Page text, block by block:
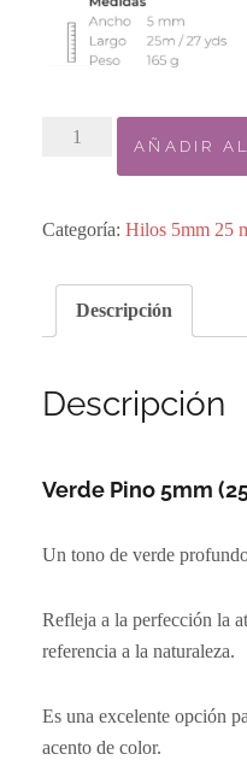
-
Pino
5mm
AÑADIR
Categoría: Hilos 5mm 25
Descripción
Descripción
Verde Pino 5mm
Un tono de verde
Refleja a la perfección la
referencia a la naturaleza.
Es una excelente opción
acento de color.